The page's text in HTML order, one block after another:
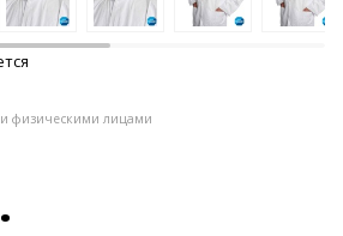
и физическими лицами